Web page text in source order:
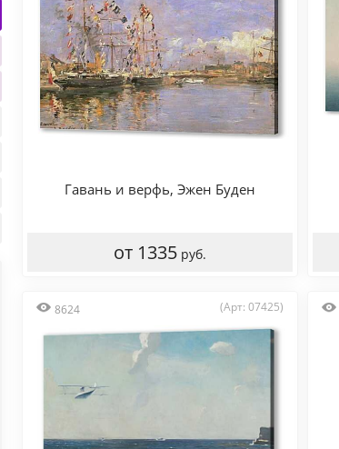
Гавань и верфь, Эжен Буден
от 1335 руб.
8624 (Арт: 07425)